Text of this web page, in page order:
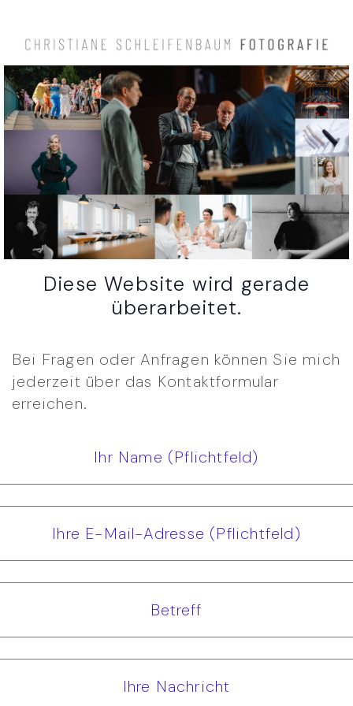
Diese Website wird gerade
überarbeitet.
Bei Fragen oder Anfragen können Sie mich
jederzeit über das Kontaktformular
erreichen.
Ihr Name (Pflichtfeld)
Ihre E-Mail-Adresse (Pflichtfeld)
Betreff
Ihre Nachricht